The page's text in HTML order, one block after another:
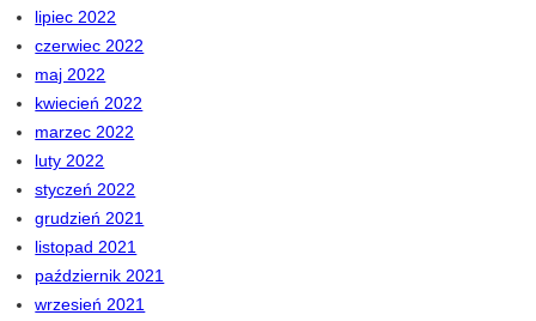
lipiec 2022
czerwiec 2022
maj 2022
kwiecień 2022
marzec 2022
luty 2022
styczeń 2022
grudzień 2021
listopad 2021
październik 2021
wrzesień 2021